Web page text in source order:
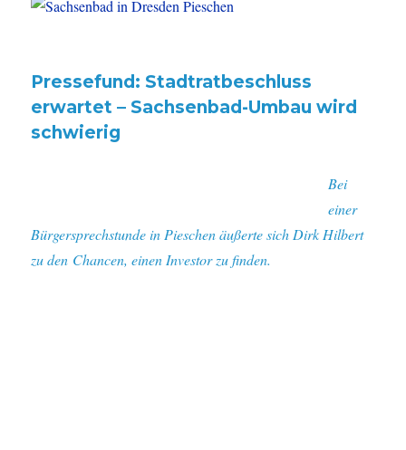
Pressefund: Stadtratbeschluss
erwartet – Sachsenbad-Umbau wird
schwierig
Bei
einer
Bürgersprechstunde in Pieschen äußerte sich Dirk Hilbert
zu den Chancen, einen Investor zu finden.